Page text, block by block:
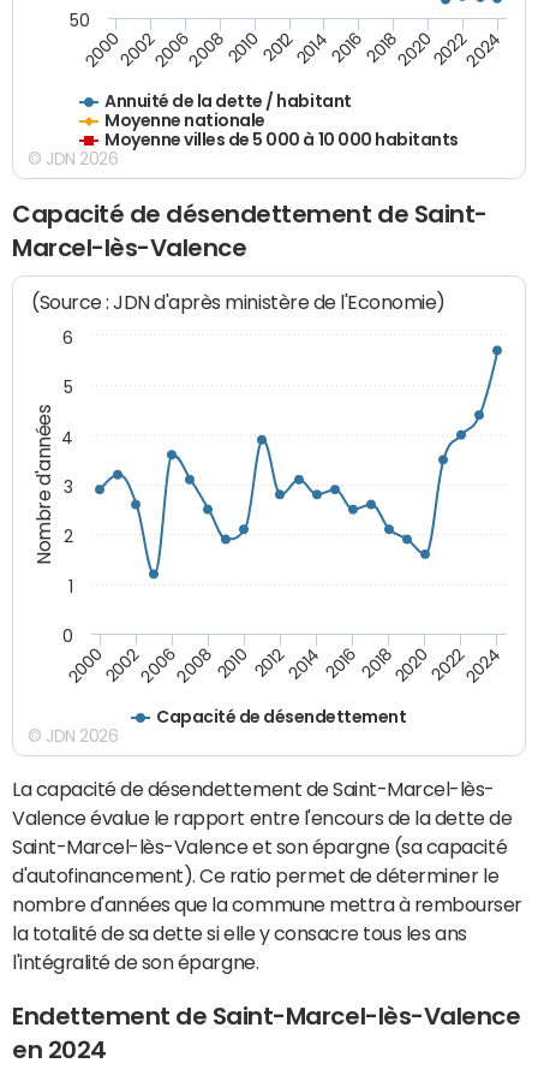
Annuité de la dette / habitant
Moyenne nationale
Moyenne villes de 5 000 à 10 000 habitants
200020022006200820102012201420162018202020222024
50
© JDN 2026
Capacité de désendettement de Saint-
Marcel-lès-Valence
Nombre d'années
(Source : JDN d'après ministère de l'Economie)
Capacité de désendettement
20002002200620082010 2012201420162018202020222024
0
2
3
4
5
6
© JDN 2026
La capacité de désendettement de Saint-Marcel-lès-
Valence évalue le rapport entre l'encours de la dette de
Saint-Marcel-lès-Valence et son épargne (sa capacité
d'autofinancement). Ce ratio permet de déterminer le
nombre d'années que la commune mettra à rembourser
la totalité de sa dette si elle y consacre tous les ans
l'intégralité de son épargne.
Endettement de Saint-Marcel-lès-Valence
en 2024